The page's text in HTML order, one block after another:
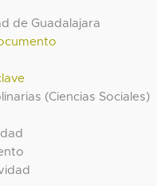
de Guadalajara
(Ciencias Sociales)